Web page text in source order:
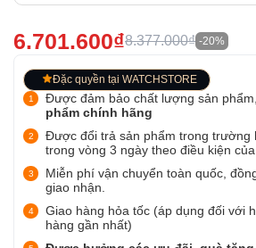
6.701.600₫8.377.000₫ -20%
Đặc quyền tại WATCHSTORE
Được đảm bảo chất lượng sản phẩm,
phẩm chính hãng
Được đổi trả sản phẩm trong trường
trong vòng 3 ngày theo điều kiện của
Miễn phí vận chuyển toàn quốc,
giao nhận.
Giao hàng hỏa tốc (áp dụng đối với
hàng gần nhất)